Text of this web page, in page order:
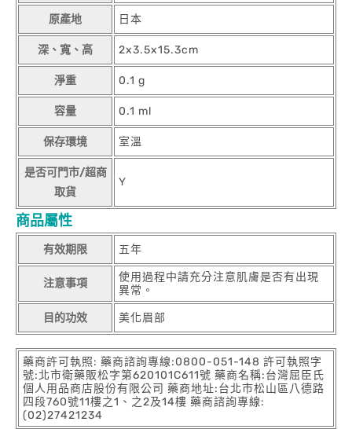
原產地 日本
深、寬、高 2x3.5x15.3cm
淨重 0.1 g
容量 0.1 ml
保存環境 室溫
是否可門市/超商
取貨
Y
商品屬性
有效期限 五年
注意事項
使用過程中請充分注意肌膚是否有出現
異常。
目的功效 美化眉部
藥商許可執照: 藥商諮詢專線:0800-051-148 許可執照字
號:北市衛藥販松字第620101C611號 藥商名稱:台灣屈臣氏
個人用品商店股份有限公司 藥商地址:台北市松山區八德路
四段760號11樓之1、之2及14樓 藥商諮詢專線:
(02)27421234